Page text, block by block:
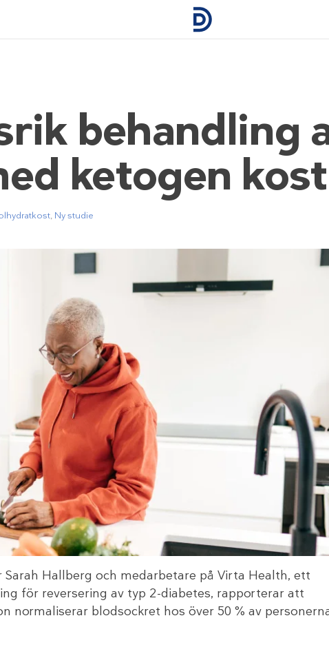
behandling
ketogen kost
, Ny studie
Sarah Hallberg och medarbetare på Virta Health, ett
för reversering av typ 2-diabetes, rapporterar att
normaliserar blodsockret hos över 50 % av